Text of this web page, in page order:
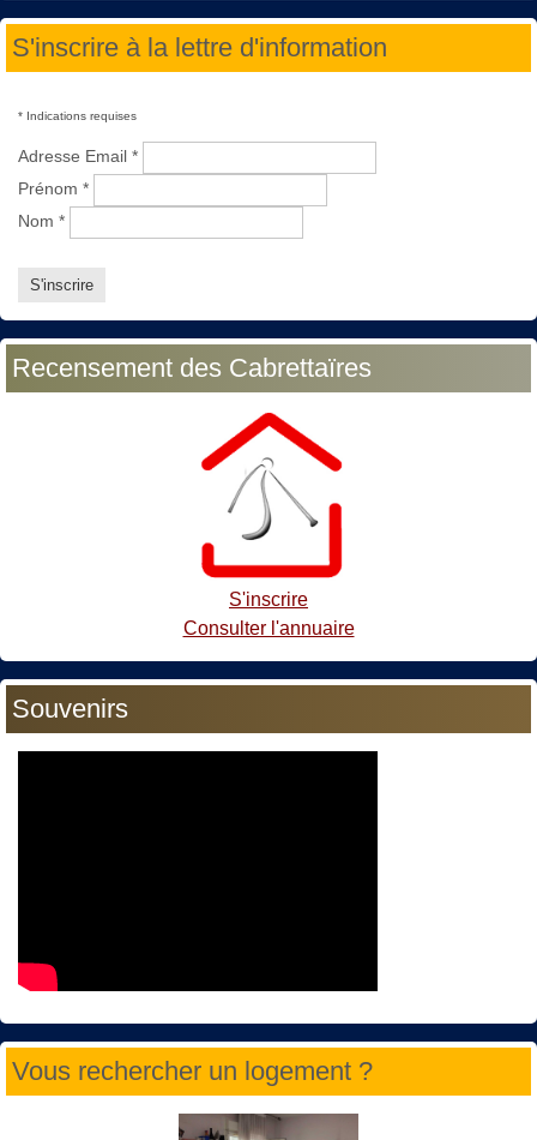
S'inscrire à la lettre d'information
* Indications requises
Adresse Email *
Prénom *
Nom *
Recensement des Cabrettaïres
S'inscrire
Consulter l'annuaire
Souvenirs
Vous rechercher un logement ?